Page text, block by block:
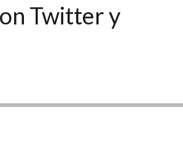
Twitter y